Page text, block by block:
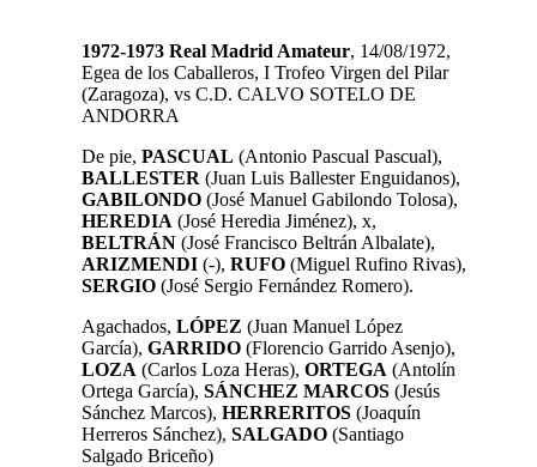
1972-1973 Real Madrid Amateur, 14/08/1972,
Egea de los Caballeros, I Trofeo Virgen del Pilar
(Zaragoza), vs C.D. CALVO SOTELO DE
ANDORRA
De pie, PASCUAL (Antonio Pascual Pascual),
BALLESTER (Juan Luis Ballester Enguidanos),
GABILONDO (José Manuel Gabilondo Tolosa),
HEREDIA (José Heredia Jiménez), x,
BELTRÁN (José Francisco Beltrán Albalate),
ARIZMENDI (-), RUFO (Miguel Rufino Rivas),
SERGIO (José Sergio Fernández Romero).
Agachados, LÓPEZ (Juan Manuel López
García), GARRIDO (Florencio Garrido Asenjo),
LOZA (Carlos Loza Heras), ORTEGA (Antolín
Ortega García), SÁNCHEZ MARCOS (Jesús
Sánchez Marcos), HERRERITOS (Joaquín
Herreros Sánchez), SALGADO (Santiago
Salgado Briceño)